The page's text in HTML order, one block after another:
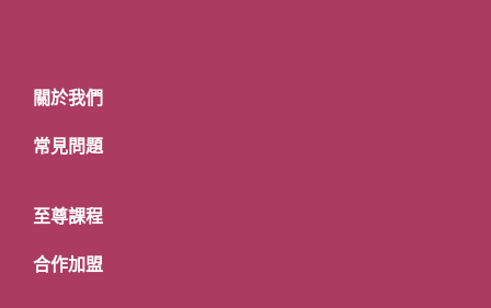
關於我們
常見問題
至尊課程
合作加盟